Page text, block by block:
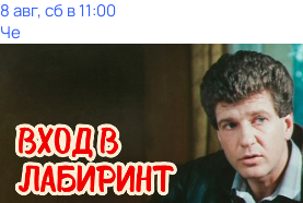
8 авг, сб в 11:00
Че